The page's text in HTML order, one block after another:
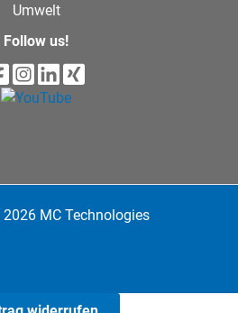
Umwelt
Follow us!
MC Technologies